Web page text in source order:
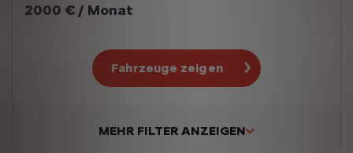
2000 € / Monat
Fahrzeuge zeigen
MEHR FILTER ANZEIGEN